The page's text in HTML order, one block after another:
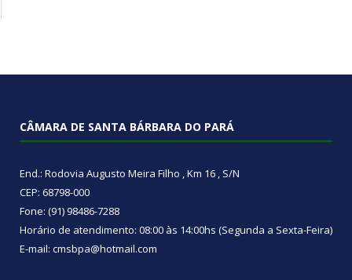
CÂMARA DE SANTA BÁRBARA DO PARÁ
End.: Rodovia Augusto Meira Filho , Km 16 , S/N
CEP: 68798-000
Fone: (91) 98486-7288
Horário de atendimento: 08:00 às 14:00hs (Segunda a Sexta-Feira)
E-mail: cmsbpa@hotmail.com